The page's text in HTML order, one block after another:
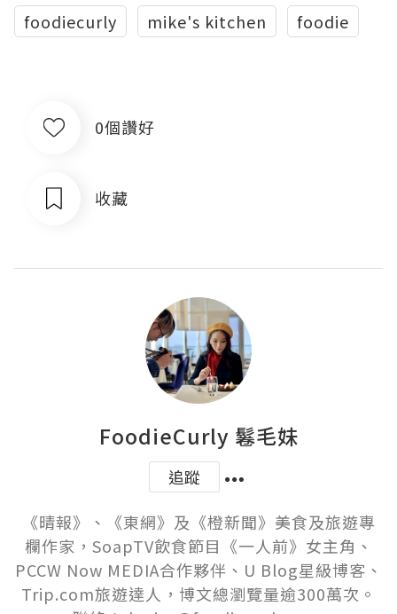
foodiecurly
mike's kitchen foodie
0個讚好
收藏
FoodieCurly 鬈毛妹
追蹤
《晴報》、《東網》及《橙新聞》美食及旅遊專
欄作家，SoapTV飲食節目《一人前》女主角、
PCCW Now MEDIA合作夥伴、U Blog星級博客、
Trip.com旅遊達人，博文總瀏覽量逾300萬次。